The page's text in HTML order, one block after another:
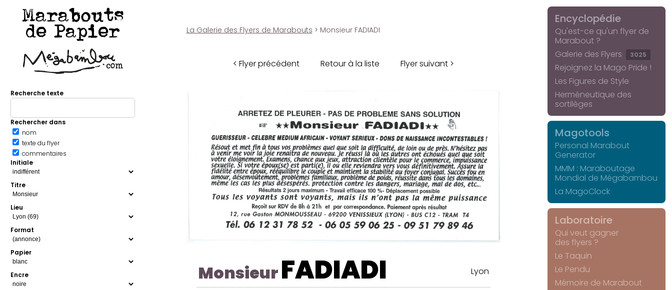
Marabouts
de Papier
Recherche texte
Rechercher dans
nom
texte du flyer
commentaires
Initiale
Titre
Lieu
Format
Papier
Encre
La Galerie des Flyers de Marabouts > Monsieur FADIADI
< Flyer précédent Retour à la liste Flyer suivant >
MonsieurFADIADI Lyon
Encyclopédie
Qu'est-ce qu'un flyer de
Marabout ?
Galerie des Flyers
3025
Rejoignez la Mago Pride !
Les Figures de Style
Herméneutique des
sortilèges
Magotools
Personal Marabout
Generator
MMM : Maraboutage
Mondial de Mégabambou
La MagoClock
Laboratoire
Qui veut gagner
des flyers ?
Le Taquin
Le Pendu
Mémoire de Marabout